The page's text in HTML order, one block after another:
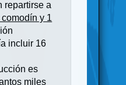
repartirse a
y 1
incluir 16
es
miles